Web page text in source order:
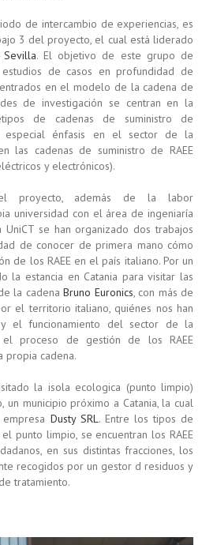
de intercambio de experiencias, es
3 del proyecto, el cual está liderado
. El objetivo de este grupo de
de casos en profundidad de
en el modelo de la cadena de
de investigación se centran en la
de cadenas de suministro de
especial énfasis en el sector de la
las cadenas de suministro de RAEE
y electrónicos).
proyecto, además de la labor
universidad con el área de ingeniaría
se han organizado dos trabajos
de conocer de primera mano cómo
de los RAEE en el país italiano. Por un
la estancia en Catania para visitar las
la cadenaBruno Euronics, con más de
el territorio italiano, quiénes nos han
el funcionamiento del sector de la
el proceso de gestión de los RAEE
propia cadena.
la isola ecologica (punto limpio)
un municipio próximo a Catania, la cual
Dusty SRL. Entre los tipos de
punto limpio, se encuentran los RAEE
en sus distintas fracciones, los
recogidos por un gestor d residuos y
tratamiento.